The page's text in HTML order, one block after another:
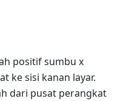
positif sumbu x
ke sisi kanan layar.
dari pusat perangkat